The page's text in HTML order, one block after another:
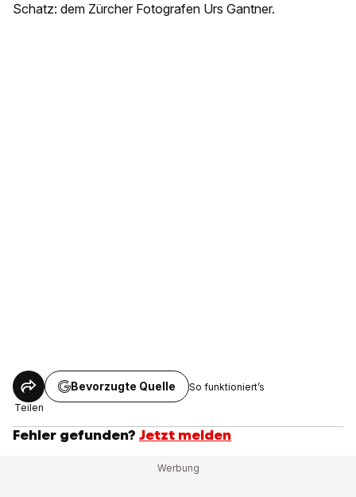
Schatz: dem Zürcher Fotografen Urs Gantner.
Teilen
Bevorzugte Quelle So funktioniert’s
Fehler gefunden? Jetzt melden